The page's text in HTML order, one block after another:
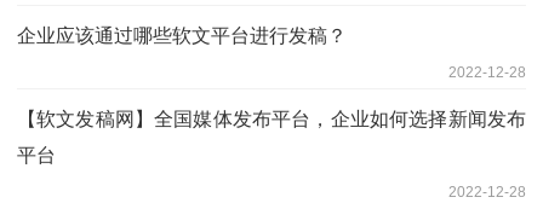
企业应该通过哪些软文平台进行发稿？
2022-12-28
【软文发稿网】全国媒体发布平台，企业如何选择新闻发布
平台
2022-12-28